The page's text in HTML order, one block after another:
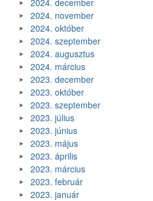
2024. november
2024. október
2024. szeptember
2024. augusztus
2024. március
2023. december
2023. október
2023. szeptember
2023. július
2023. június
2023. május
2023. április
2023. március
2023. február
2023. január